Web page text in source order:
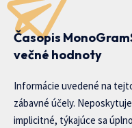
Časopis
večné hodnoty
Informácie uvedené na
zábavné účely.
implicitné, týkajúce sa